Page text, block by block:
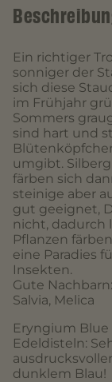
Ein richtiger
sonniger der
sich diese
im Frühjahr
Sommers
sind hart und
umgibt.
färben sich
steinige aber
gut geeignet,
nicht, dadurch
Pflanzen
eine Paradies
Insekten.
Gute
Salvia, Melica
Eryngium
Edeldisteln:
dunklem Blau!